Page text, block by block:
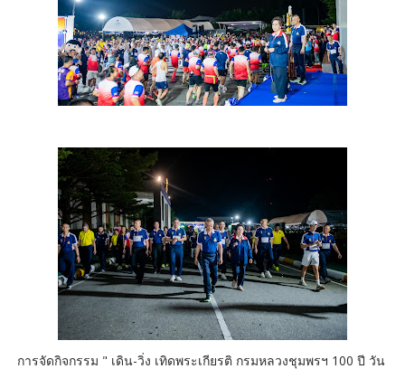
การจัดกิจกรรม " เดิน-วิ่ง เทิดพระเกียรติ กรมหลวงชุมพรฯ 100 ปี วัน